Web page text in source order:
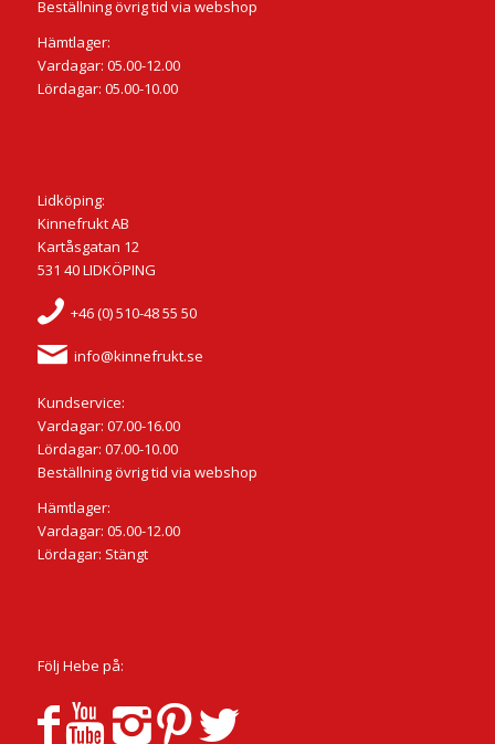
Beställning övrig tid via webshop
Hämtlager:
Vardagar: 05.00-12.00
Lördagar: 05.00-10.00
Lidköping:
Kinnefrukt AB
Kartåsgatan 12
531 40 LIDKÖPING
+46 (0) 510-48 55 50
info@kinnefrukt.se
Kundservice:
Vardagar: 07.00-16.00
Lördagar: 07.00-10.00
Beställning övrig tid via webshop
Hämtlager:
Vardagar: 05.00-12.00
Lördagar: Stängt
Följ Hebe på: